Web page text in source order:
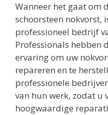
Wanneer het gaat om
schoorsteen nokvorst,
professioneel bedrijf
Professionals hebben
ervaring om uw
repareren en te
professionele
van hun werk, zodat u
hoogwaardige